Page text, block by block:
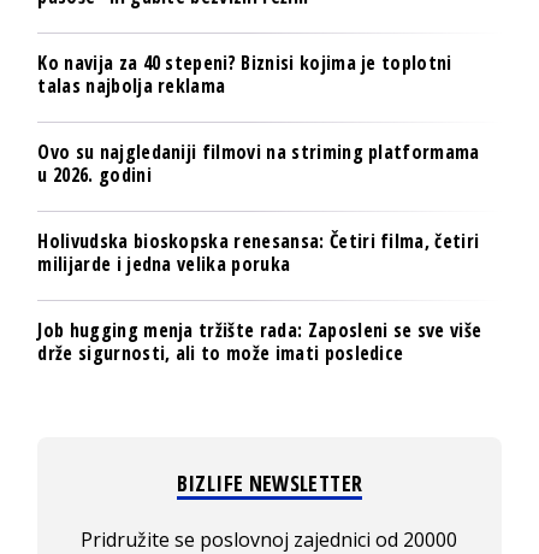
Ko navija za 40 stepeni? Biznisi kojima je toplotni
talas najbolja reklama
Ovo su najgledaniji filmovi na striming platformama
u 2026. godini
Holivudska bioskopska renesansa: Četiri filma, četiri
milijarde i jedna velika poruka
Job hugging menja tržište rada: Zaposleni se sve više
drže sigurnosti, ali to može imati posledice
BIZLIFE NEWSLETTER
Pridružite se poslovnoj zajednici od 20000